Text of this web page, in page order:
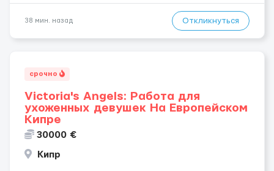
38 мин. назад Откликнуться
срочно
Victoria's Angels: Работа для
ухоженных девушек На Европейском
Кипре
30000 €
Кипр